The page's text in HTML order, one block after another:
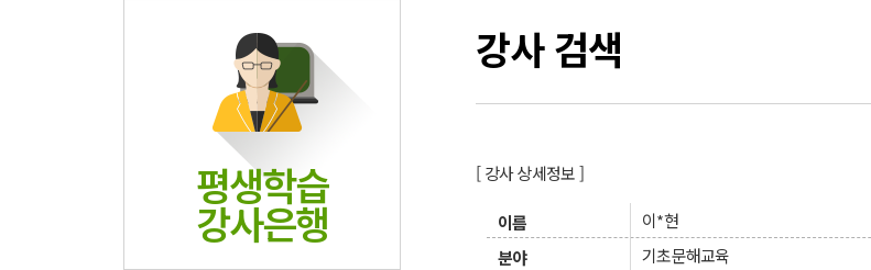
평생학습
강사은행
강사 검색
[ 강사 상세정보 ]
이름
이*현
분야
기초문해교육